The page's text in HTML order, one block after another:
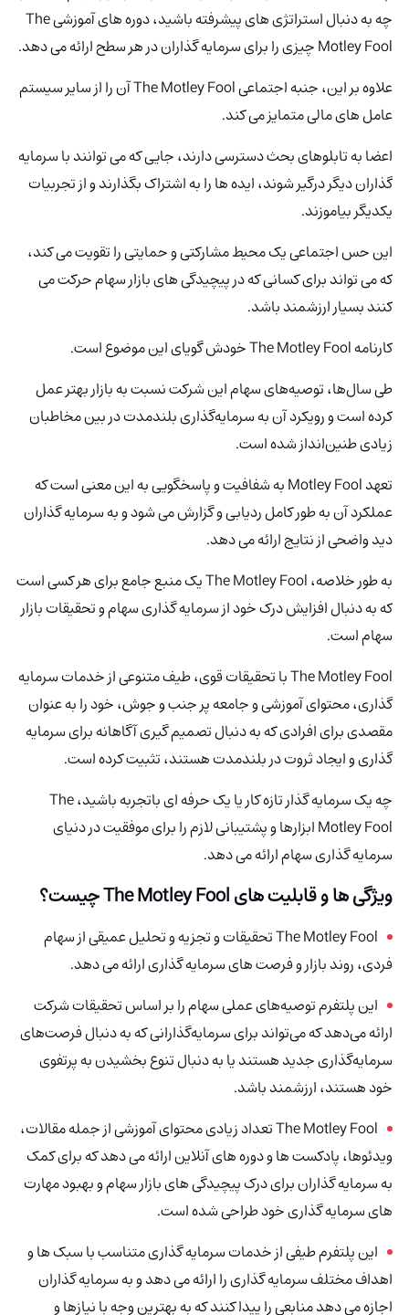
چه به دنبال استراتژی های پیشرفته باشید، دوره های آموزشی The
Motley Fool چیزی را برای سرمایه گذاران در هر سطح ارائه می دهد.
علاوه بر این، جنبه اجتماعی The Motley Fool آن را از سایر سیستم
عامل های مالی متمایز می کند.
اعضا به تابلوهای بحث دسترسی دارند، جایی که می توانند با سرمایه
گذاران دیگر درگیر شوند، ایده ها را به اشتراک بگذارند و از تجربیات
یکدیگر بیاموزند.
این حس اجتماعی یک محیط مشارکتی و حمایتی را تقویت می کند،
که می تواند برای کسانی که در پیچیدگی های بازار سهام حرکت می
کنند بسیار ارزشمند باشد.
کارنامه The Motley Fool خودش گویای این موضوع است.
طی سال‌ها، توصیه‌های سهام این شرکت نسبت به بازار بهتر عمل
کرده است و رویکرد آن به سرمایه‌گذاری بلندمدت در بین مخاطبان
زیادی طنین‌انداز شده است.
تعهد Motley Fool
به شفافیت و پاسخگویی به این معنی است که
عملکرد آن به طور کامل ردیابی و گزارش می شود و به سرمایه گذاران
دید واضحی از نتایج ارائه می دهد.
به طور خلاصه، The Motley Fool یک منبع جامع برای هر کسی است
که به دنبال افزایش درک خود از سرمایه گذاری سهام و تحقیقات بازار
سهام است.
The Motley Foolبا تحقیقات قوی، طیف متنوعی از خدمات سرمایه
گذاری، محتوای آموزشی و جامعه پر جنب و جوش، خود را به عنوان
مقصدی برای افرادی که به دنبال تصمیم گیری آگاهانه برای سرمایه
گذاری و ایجاد ثروت در بلندمدت هستند، تثبیت کرده است.
چه یک سرمایه گذار تازه کار یا یک حرفه ای باتجربه باشید، The
Motley Fool ابزارها و پشتیبانی لازم را برای موفقیت در دنیای
سرمایه گذاری سهام ارائه می دهد.
ویژگی ها و قابلیت های The Motley Fool چیست؟
The Motley Fool تحقیقات و تجزیه و تحلیل عمیقی از سهام
فردی، روند بازار و فرصت های سرمایه گذاری ارائه می دهد.
این پلتفرم توصیه‌های عملی سهام را بر اساس تحقیقات شرکت
ارائه می‌دهد که می‌تواند برای سرمایه‌گذارانی که به دنبال فرصت‌های
سرمایه‌گذاری جدید هستند یا به دنبال تنوع بخشیدن به پرتفوی
خود هستند، ارزشمند باشد.
The Motley Fool تعداد زیادی محتوای آموزشی از جمله مقالات،
ویدئوها، پادکست ها و دوره های آنلاین ارائه می دهد که برای کمک
به سرمایه گذاران برای درک پیچیدگی های بازار سهام و بهبود مهارت
های سرمایه گذاری خود طراحی شده است.
این پلتفرم طیفی از خدمات سرمایه گذاری متناسب با سبک ها و
اهداف مختلف سرمایه گذاری را ارائه می دهد و به سرمایه گذاران
اجازه می دهد منابعی را پیدا کنند که به بهترین وجه با نیازها و